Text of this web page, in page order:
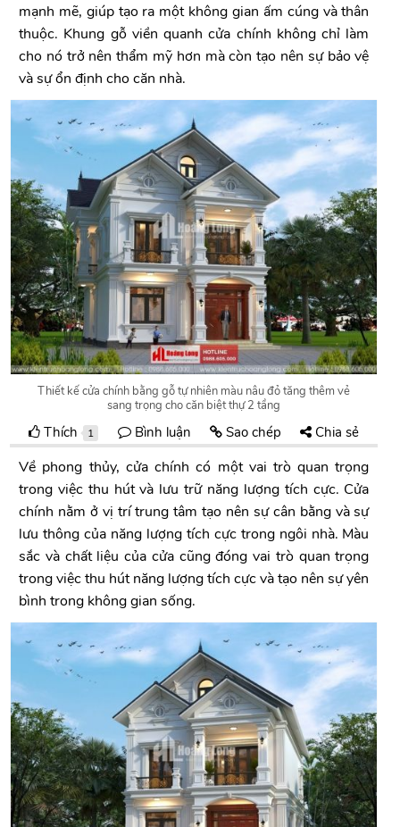
mạnh mẽ, giúp tạo ra một không gian ấm cúng và thân
thuộc. Khung gỗ viền quanh cửa chính không chỉ làm
cho nó trở nên thẩm mỹ hơn mà còn tạo nên sự bảo vệ
và sự ổn định cho căn nhà.
Thiết kế cửa chính bằng gỗ tự nhiên màu nâu đỏ tăng thêm vẻ
sang trọng cho căn biệt thự 2 tầng
Thích 1 Bình luận Sao chép Chia sẻ
Về phong thủy, cửa chính có một vai trò quan trọng
trong việc thu hút và lưu trữ năng lượng tích cực. Cửa
chính nằm ở vị trí trung tâm tạo nên sự cân bằng và sự
lưu thông của năng lượng tích cực trong ngôi nhà. Màu
sắc và chất liệu của cửa cũng đóng vai trò quan trọng
trong việc thu hút năng lượng tích cực và tạo nên sự yên
bình trong không gian sống.